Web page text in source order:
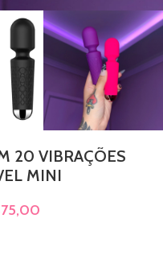
20 VIBRAÇÕES
MINI
75,00